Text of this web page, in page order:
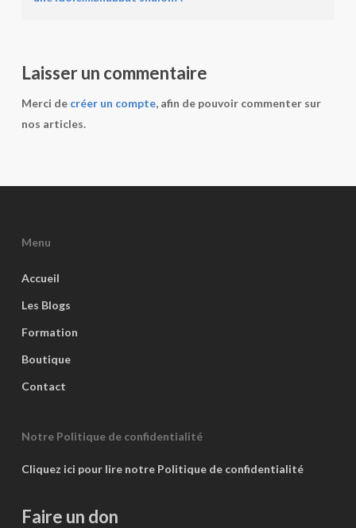
Laisser un commentaire
Merci de créer un compte, afin de pouvoir commenter sur
nos articles.
Menu
Accueil
Les Blogs
Formation
Boutique
Contact
Notre Politique de confidentialité
Cliquez ici pour lire notre Politique de confidentialité
Faire un don